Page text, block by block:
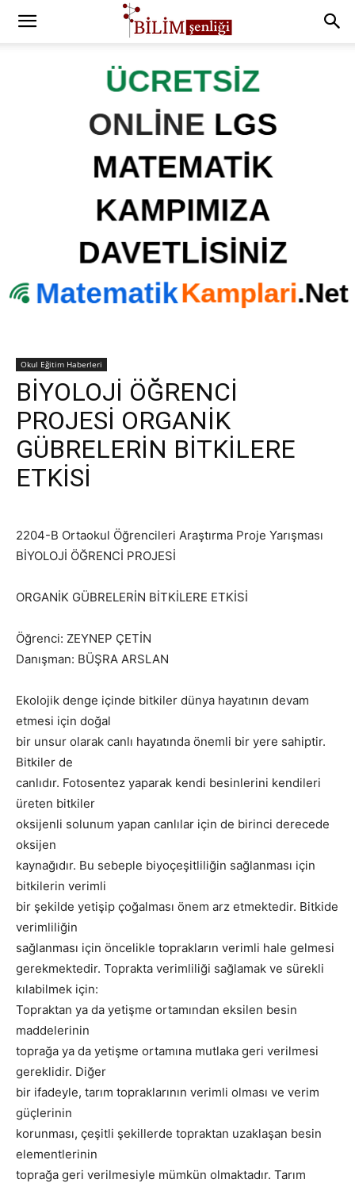
Okul Eğitim Haberleri
BİYOLOJİ ÖĞRENCİ
PROJESİ ORGANİK
GÜBRELERİN BİTKİLERE
ETKİSİ
2204-B Ortaokul Öğrencileri Araştırma Proje Yarışması
BİYOLOJİ ÖĞRENCİ PROJESİ
ORGANİK GÜBRELERİN BİTKİLERE ETKİSİ
Öğrenci: ZEYNEP ÇETİN
Danışman: BÜŞRA ARSLAN
Ekolojik denge içinde bitkiler dünya hayatının devam
etmesi için doğal
bir unsur olarak canlı hayatında önemli bir yere sahiptir.
Bitkiler de
canlıdır. Fotosentez yaparak kendi besinlerini kendileri
üreten bitkiler
oksijenli solunum yapan canlılar için de birinci derecede
oksijen
kaynağıdır. Bu sebeple biyoçeşitliliğin sağlanması için
bitkilerin verimli
bir şekilde yetişip çoğalması önem arz etmektedir. Bitkide
verimliliğin
sağlanması için öncelikle toprakların verimli hale gelmesi
gerekmektedir. Toprakta verimliliği sağlamak ve sürekli
kılabilmek için:
Topraktan ya da yetişme ortamından eksilen besin
maddelerinin
toprağa ya da yetişme ortamına mutlaka geri verilmesi
gereklidir. Diğer
bir ifadeyle, tarım topraklarının verimli olması ve verim
güçlerinin
korunması, çeşitli şekillerde topraktan uzaklaşan besin
elementlerinin
toprağa geri verilmesiyle mümkün olmaktadır. Tarım